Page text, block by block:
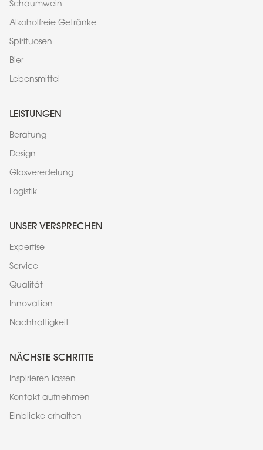
Schaumwein
Alkoholfreie Getränke
Spirituosen
Bier
Lebensmittel
LEISTUNGEN
Beratung
Design
Glasveredelung
Logistik
UNSER VERSPRECHEN
Expertise
Service
Qualität
Innovation
Nachhaltigkeit
NÄCHSTE SCHRITTE
Inspirieren lassen
Kontakt aufnehmen
Einblicke erhalten